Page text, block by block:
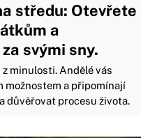
středu: Otevřete
a
svými sny.
minulosti. Andělé vás
možnostem a připomínají
důvěřovat procesu života.